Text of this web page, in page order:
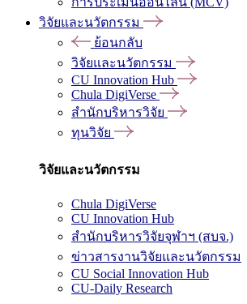
วิจัยและนวัตกรรม
ย้อนกลับ
วิจัยและนวัตกรรม
CU Innovation Hub
Chula DigiVerse
สำนักบริหารวิจัย
ทุนวิจัย
วิจัยและนวัตกรรม
Chula DigiVerse
CU Innovation Hub
สำนักบริหารวิจัยจุฬาฯ (สบจ.)
ข่าวสารงานวิจัยและนวัตกรรม
CU Social Innovation Hub
CU-Daily Research